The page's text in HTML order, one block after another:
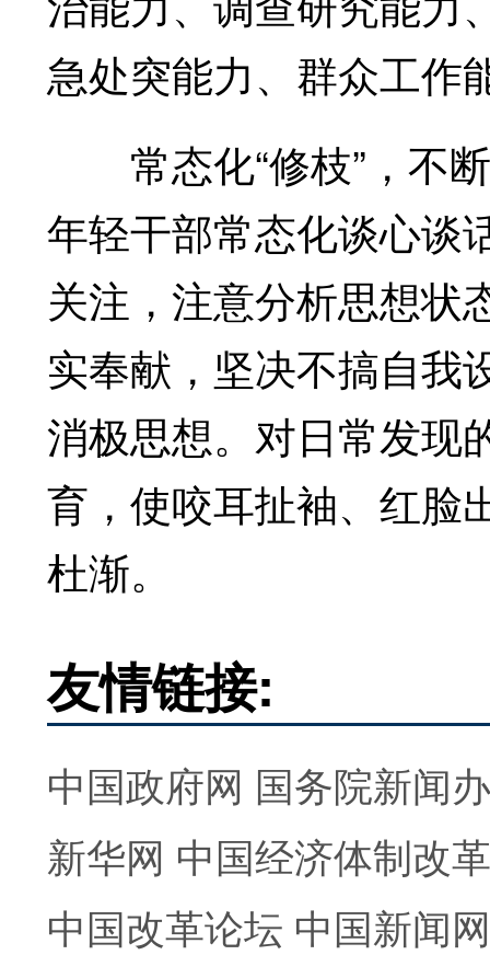
急处突能力、群众工作
常态化“修枝”，不断
年轻干部常态化谈心谈
关注，注意分析思想状
实奉献，坚决不搞自我
消极思想。对日常发现
育，使咬耳扯袖、红脸
杜渐。
友情链接:
中国政府网 国务院新闻
新华网 中国经济体制改
中国改革论坛 中国新闻网